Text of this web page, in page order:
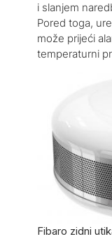
i slanjem
Pored toga,
može prijeći
temperaturni
Fibaro zidni